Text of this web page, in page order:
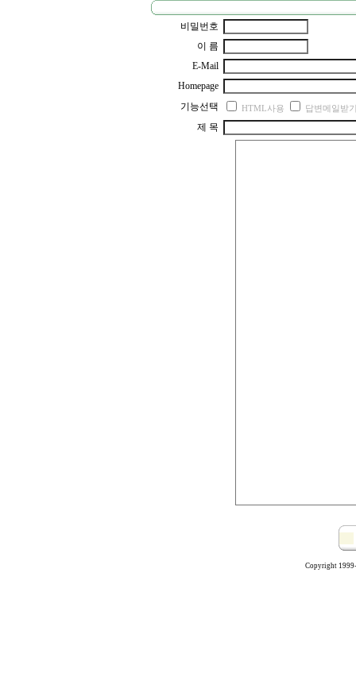
비밀번호
이 름
E-Mail
Homepage
기능선택
HTML사용 답변메일받
제 목
Copyright